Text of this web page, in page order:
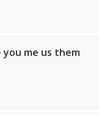
you me us them